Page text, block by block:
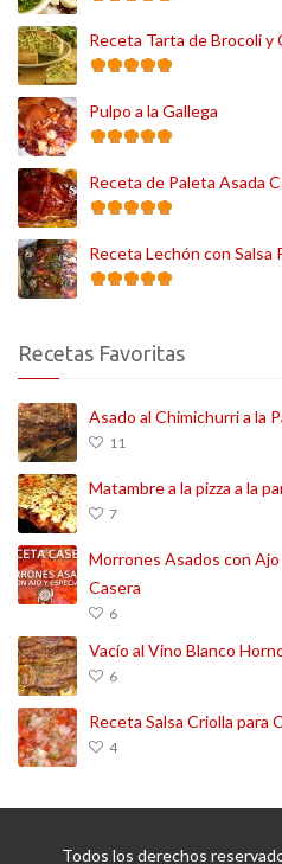
Receta Tarta de Brocoli y
Pulpo a la Gallega
Receta de Paleta Asada
Receta Lechón con Salsa
Recetas Favoritas
Asado al Chimichurri a la
11
Matambre a la pizza a la
7
Morrones Asados con
Casera
6
Vacío al Vino Blanco
6
Receta Salsa Criolla para
4
Todos los derechos